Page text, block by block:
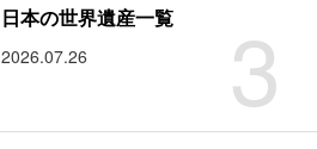
3
日本の世界遺産一覧
2026.07.26